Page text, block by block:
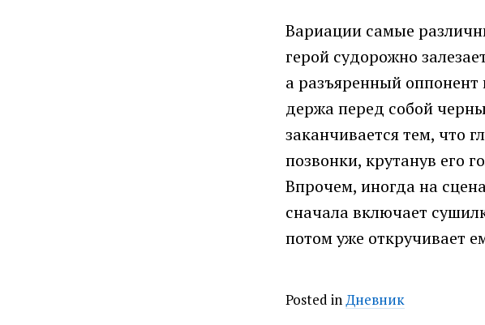
Вариации самые
герой судорожно
а разъяренный
держа перед собой
заканчивается тем, что
позвонки, крутанув его
Впрочем, иногда на
сначала включает
потом уже откручивает
Posted in Дневник